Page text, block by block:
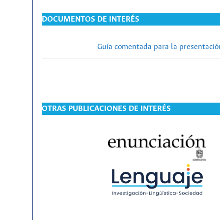
DOCUMENTOS DE INTERÉS
Guía comentada para la
OTRAS PUBLICACIONES DE INTERÉS